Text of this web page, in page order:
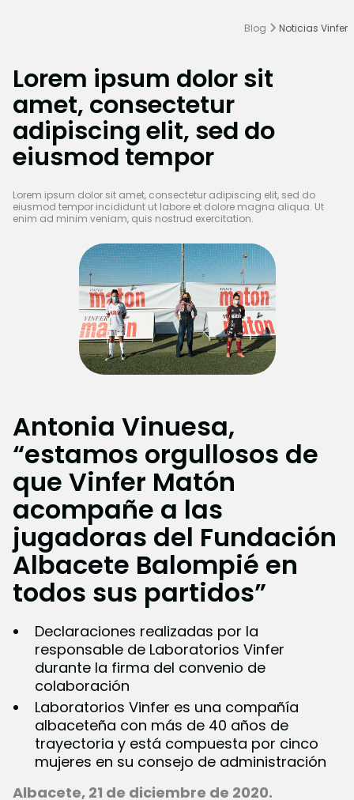
Blog Noticias Vinfer
Lorem ipsum dolor sit
amet, consectetur
adipiscing elit, sed do
eiusmod tempor
Lorem ipsum dolor sit amet, consectetur adipiscing elit, sed do
eiusmod tempor incididunt ut labore et dolore magna aliqua. Ut
enim ad minim veniam, quis nostrud exercitation.
Antonia Vinuesa,
“estamos orgullosos de
que Vinfer Matón
acompañe a las
jugadoras del Fundación
Albacete Balompié en
todos sus partidos”
Declaraciones realizadas por la
responsable de Laboratorios Vinfer
durante la firma del convenio de
colaboración
Laboratorios Vinfer es una compañía
albaceteña con más de 40 años de
trayectoria y está compuesta por cinco
mujeres en su consejo de administración
Albacete, 21 de diciembre de 2020.